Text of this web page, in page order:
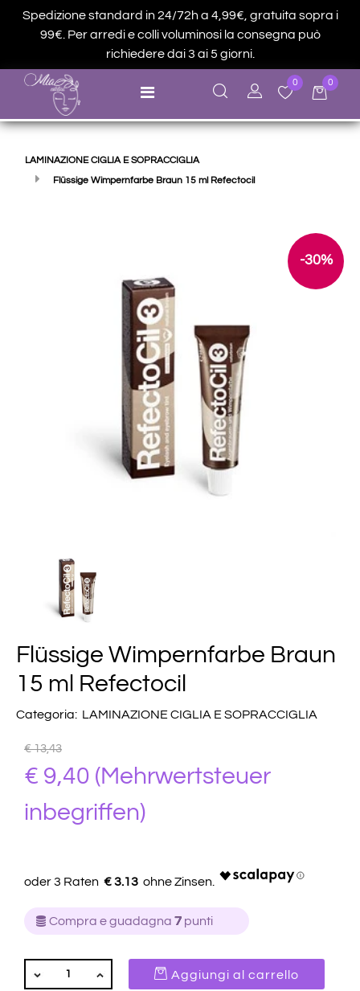
Spedizione standard in 24/72h a 4,99€, gratuita sopra i
99€. Per arredi e colli voluminosi la consegna può
richiedere dai 3 ai 5 giorni.
Open menu
0 0
LAMINAZIONE CIGLIA E SOPRACCIGLIA
Flüssige Wimpernfarbe Braun 15 ml Refectocil
-30%
Flüssige Wimpernfarbe Braun
15 ml Refectocil
Categoria: LAMINAZIONE CIGLIA E SOPRACCIGLIA
€ 13,43
€ 9,40 (Mehrwertsteuer
inbegriffen)
€ 3.13
Compra e guadagna 7 punti
QUANTITÀ
Aggiungi al carrello